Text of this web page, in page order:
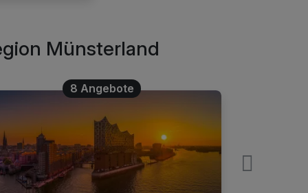
Münsterland
8 Angebote